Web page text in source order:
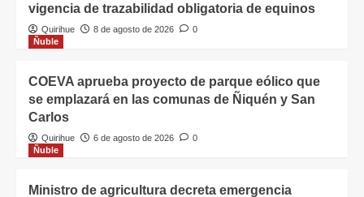
vigencia de trazabilidad obligatoria de equinos
Quirihue 8 de agosto de 2026
0
Ñuble
COEVA aprueba proyecto de parque eólico que
se emplazará en las comunas de Ñiquén y San
Carlos
Quirihue 6 de agosto de 2026
0
Ñuble
Ministro de agricultura decreta emergencia